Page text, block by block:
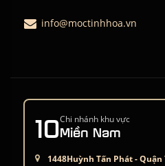
info@moctinhhoa.vn
10Chi nhánh khu vực
Miền Nam
1448Huỳnh Tấn Phát - Quận